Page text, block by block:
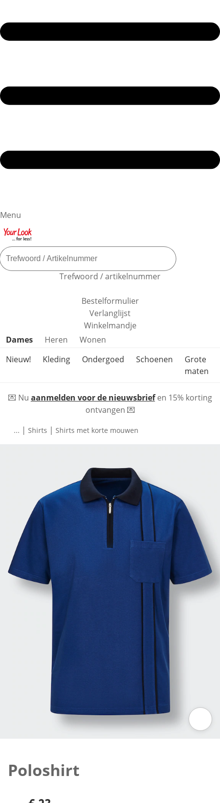
Menu
Trefwoord / artikelnummer
Bestelformulier
Verlanglijst
Winkelmandje
Productcategorieën overslaan
Dames Heren
Wonen
Nieuw!
Kleding Ondergoed Schoenen
Grote
maten
💌 Nu aanmelden voor de nieuwsbriefen 15% korting
ontvangen 💌
... | Shirts | Shirts met korte mouwen
Poloshirt